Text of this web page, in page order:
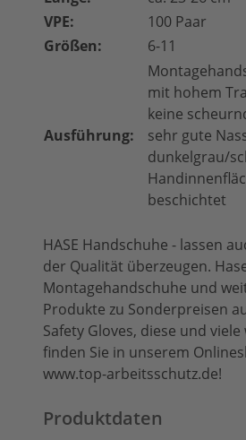
VPE:
100 Paar
Größen:
6-11
Ausführung:
mit hohem
keine
sehr gute
dunkelgrau/
beschichtet
HASE Handschuhe - lassen
der Qualität überzeugen.
Montagehandschuhe und
Produkte zu Sonderpreisen
Safety Gloves, diese und
finden Sie in unserem
www.top-arbeitsschutz.de!
Produktdaten